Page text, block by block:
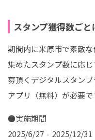
スタンプ獲得数ご
期間内に米原市で素敵
集めたスタンプ数に応
募頂くデジタルスタンプ
アプリ（無料）が必要で
●実施期間
2025/6/27 - 2025/12/31